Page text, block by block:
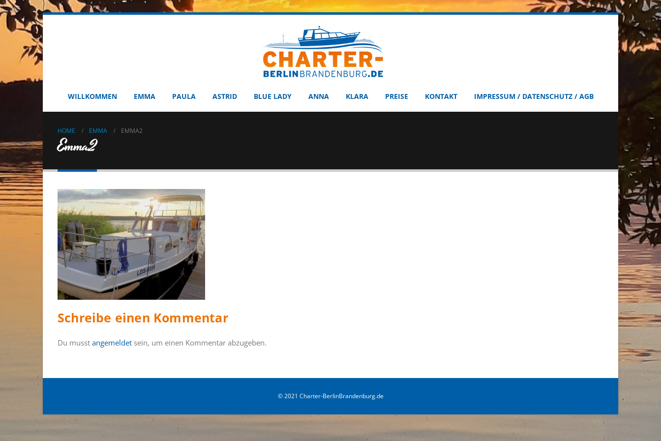
WILLKOMMEN EMMA PAULA ASTRID BLUE LADY ANNA KLARA PREISE KONTAKT IMPRESSUM / DATENSCHUTZ / AGB
HOME EMMA EMMA2
Emma2
Schreibe einen Kommentar
Du musst angemeldet sein, um einen Kommentar abzugeben.
© 2021 Charter-BerlinBrandenburg.de